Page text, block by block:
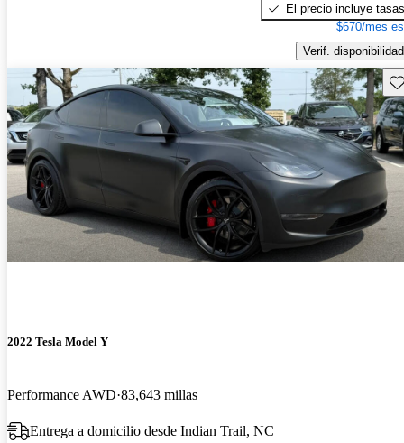
El precio incluye tasas
$670/mes
Verif. disponibilidad
2022 Tesla Model Y
Performance AWD 83,643 millas
Entrega a domicilio desde Indian Trail, NC